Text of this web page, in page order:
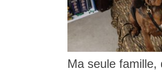
Ma seule famille,